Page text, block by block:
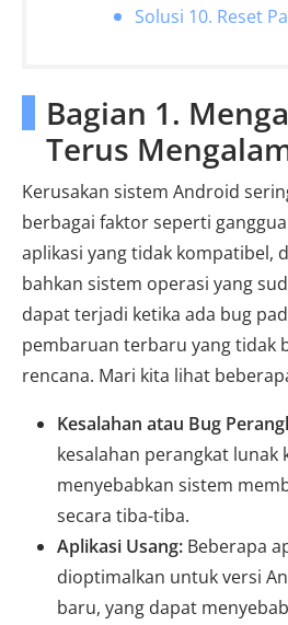
Solusi 10. Reset
Bagian 1.
Terus
Kerusakan sistem Android
berbagai faktor seperti
aplikasi yang tidak kompatibel,
bahkan sistem operasi yang
dapat terjadi ketika ada bug
pembaruan terbaru yang tidak
rencana. Mari kita lihat
Kesalahan atau Bug
kesalahan perangkat lunak
menyebabkan sistem
secara tiba-tiba.
Aplikasi Usang: Beberapa
dioptimalkan untuk versi
baru, yang dapat